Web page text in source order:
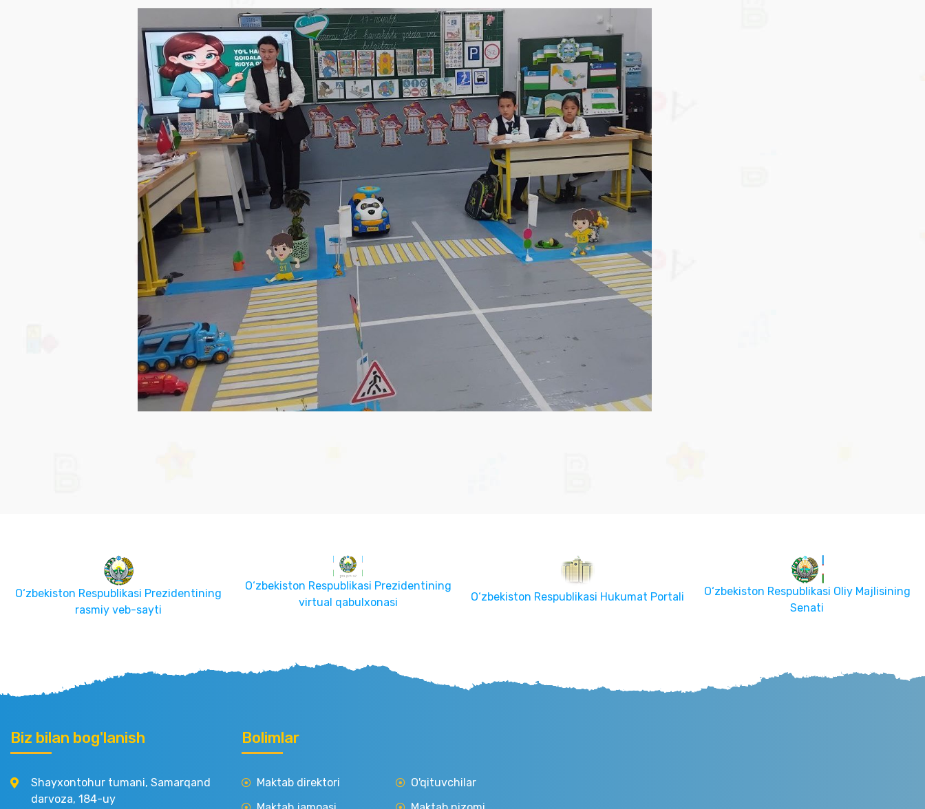
O‘zbekiston Respublikasi Prezidentining
rasmiy veb-sayti
O‘zbekiston Respublikasi Prezidentining
virtual qabulxonasi
O‘zbekiston Respublikasi Hukumat Portali
O‘zbekiston Respublikasi Oliy Majlisining
Senati
Biz bilan bog'lanish
Shayxontohur tumani, Samarqand
darvoza, 184-uy
Bolimlar
Maktab direktori
O'qituvchilar